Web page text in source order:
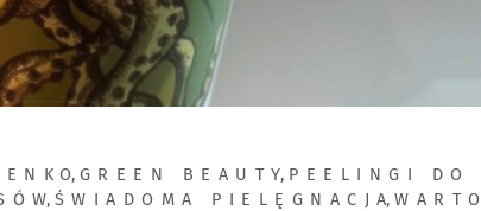
, GREEN BEAUTY, PEELINGI DO
,ŚWIADOMA PIELĘGNACJA,WARTO